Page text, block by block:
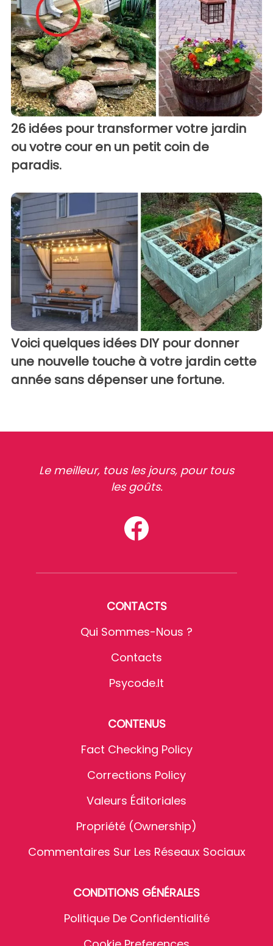
26 idées pour transformer votre jardin
ou votre cour en un petit coin de
paradis.
Voici quelques idées DIY pour donner
une nouvelle touche à votre jardin cette
année sans dépenser une fortune.
Le meilleur, tous les jours, pour tous
les goûts.
CONTACTS
Qui Sommes-Nous ?
Contacts
Psycode.it
CONTENUS
Fact Checking Policy
Corrections Policy
Valeurs Éditoriales
Propriété (Ownership)
Commentaires Sur Les Réseaux Sociaux
CONDITIONS GÉNÉRALES
Politique De Confidentialité